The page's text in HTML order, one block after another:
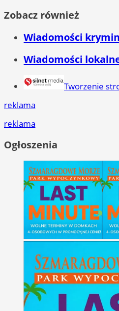
Zobacz również
Wiadomości
Wiadomości
Tworzenie
reklama
reklama
Ogłoszenia